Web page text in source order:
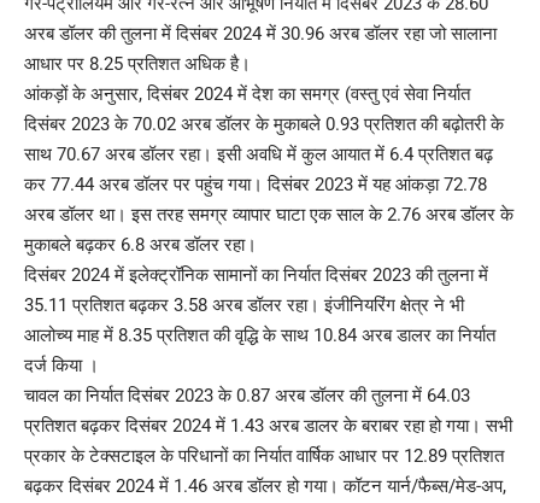
अरब डॉलर की तुलना में दिसंबर 2024 में 30.96 अरब डॉलर रहा जो सालाना
आधार पर 8.25 प्रतिशत अधिक है।
आंकड़ों के अनुसार, दिसंबर 2024 में देश का समग्र (वस्तु एवं सेवा निर्यात
दिसंबर 2023 के 70.02 अरब डॉलर के मुकाबले 0.93 प्रतिशत की बढ़ोतरी के
साथ 70.67 अरब डॉलर रहा। इसी अवधि में कुल आयात में 6.4 प्रतिशत बढ़
कर 77.44 अरब डॉलर पर पहुंच गया। दिसंबर 2023 में यह आंकड़ा 72.78
अरब डॉलर था। इस तरह समग्र व्यापार घाटा एक साल के 2.76 अरब डॉलर के
मुकाबले बढ़कर 6.8 अरब डॉलर रहा।
दिसंबर 2024 में इलेक्ट्रॉनिक सामानों का निर्यात दिसंबर 2023 की तुलना में
35.11 प्रतिशत बढ़कर 3.58 अरब डॉलर रहा। इंजीनियरिंग क्षेत्र ने भी
आलोच्य माह में 8.35 प्रतिशत की वृद्धि के साथ 10.84 अरब डालर का निर्यात
दर्ज किया ।
चावल का निर्यात दिसंबर 2023 के 0.87 अरब डॉलर की तुलना में 64.03
प्रतिशत बढ़कर दिसंबर 2024 में 1.43 अरब डालर के बराबर रहा हो गया। सभी
प्रकार के टेक्सटाइल के परिधानों का निर्यात वार्षिक आधार पर 12.89 प्रतिशत
बढ़कर दिसंबर 2024 में 1.46 अरब डॉलर हो गया। कॉटन यार्न/फैब्स/मेड-अप,